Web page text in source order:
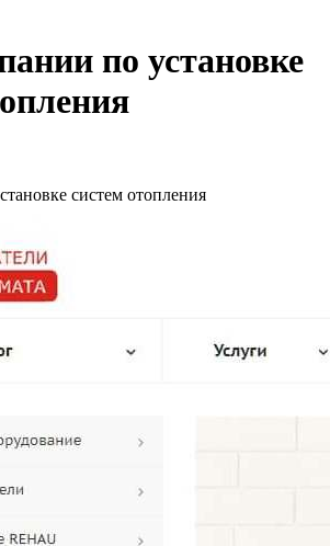
по установке
систем отопления